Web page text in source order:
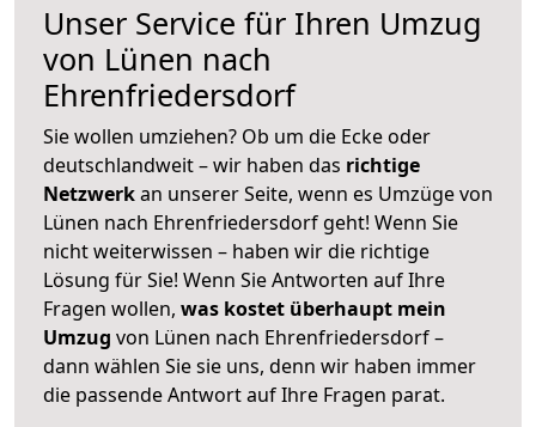
Unser Service für Ihren Umzug
von Lünen nach
Ehrenfriedersdorf
Sie wollen umziehen? Ob um die Ecke oder
deutschlandweit – wir haben das richtige
Netzwerkan unserer Seite, wenn es Umzüge von
Lünen nach Ehrenfriedersdorf geht! Wenn Sie
nicht weiterwissen – haben wir die richtige
Lösung für Sie! Wenn Sie Antworten auf Ihre
Fragen wollen, was kostet überhaupt mein
Umzug von Lünen nach Ehrenfriedersdorf –
dann wählen Sie sie uns, denn wir haben immer
die passende Antwort auf Ihre Fragen parat.